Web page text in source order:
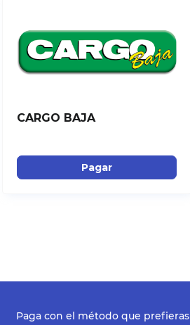
CARGO BAJA
Pagar
Paga con el método que prefieras